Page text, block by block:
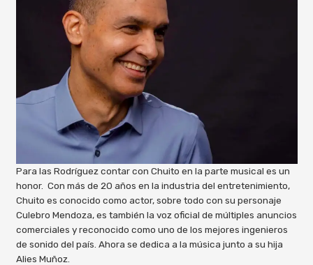
Para las Rodríguez contar con Chuito en la parte musical es un
honor. Con más de 20 años en la industria del entretenimiento,
Chuito es conocido como actor, sobre todo con su personaje
Culebro Mendoza, es también la voz oficial de múltiples anuncios
comerciales y reconocido como uno de los mejores ingenieros
de sonido del país. Ahora se dedica a la música junto a su hija
Alies Muñoz.